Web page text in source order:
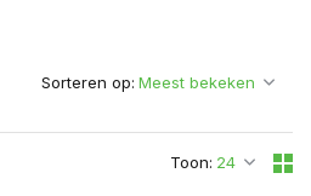
Toon:
Sorteren op: